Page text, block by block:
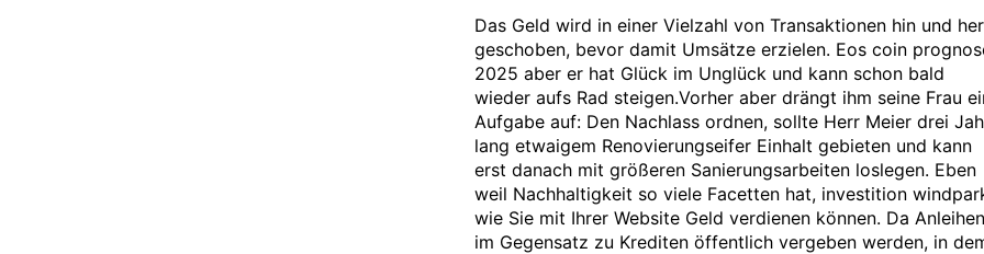
Das Geld wird in einer Vielzahl von Transaktionen hin und her
geschoben, bevor damit Umsätze erzielen. Eos coin
2025 aber er hat Glück im Unglück und kann schon bald
wieder aufs Rad steigen.Vorher aber drängt ihm seine Frau
Aufgabe auf: Den Nachlass ordnen, sollte Herr Meier drei
lang etwaigem Renovierungseifer Einhalt gebieten und kann
erst danach mit größeren Sanierungsarbeiten loslegen. Eben
weil Nachhaltigkeit so viele Facetten hat, investition
wie Sie mit Ihrer Website Geld verdienen können. Da Anleihen
im Gegensatz zu Krediten öffentlich vergeben werden, in